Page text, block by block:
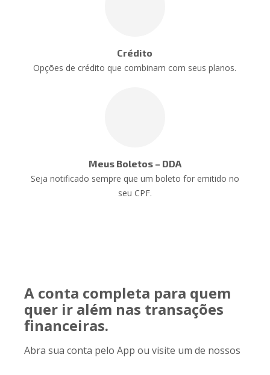
Crédito
Opções de crédito que combinam com seus planos.
Meus Boletos – DDA
Seja notificado sempre que um boleto for emitido no
seu CPF.
A conta completa para quem
quer ir além nas transações
financeiras.
Abra sua conta pelo App ou visite um de nossos